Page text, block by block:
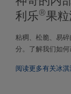
利乐®果
粘稠、松脆、易
分。了解我们如何
阅读更多有关冰